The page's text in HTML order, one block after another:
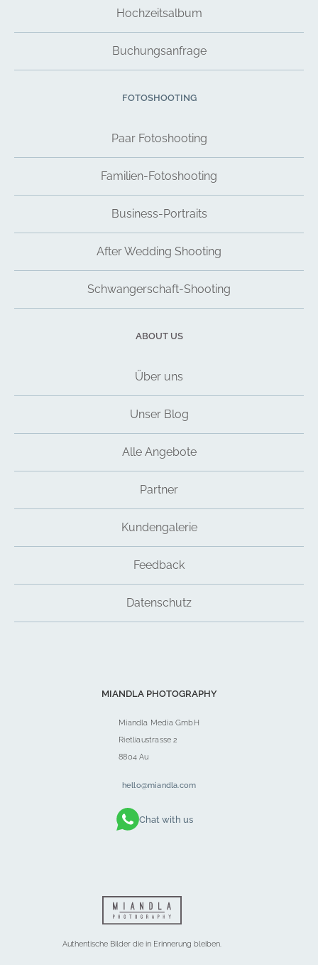
Authentische Bilder die in Erinnerung bleiben.
Hochzeitsalbum
Buchungsanfrage
FOTOSHOOTING
Paar Fotoshooting
Familien-Fotoshooting
Business-Portraits
After Wedding Shooting
Schwangerschaft-Shooting
ABOUT US
Über uns
Unser Blog
Alle Angebote
Partner
Kundengalerie
Feedback
Datenschutz
MIANDLA PHOTOGRAPHY
Miandla Media GmbH
Rietliaustrasse 2
8804 Au
hello@miandla.com
Chat with us